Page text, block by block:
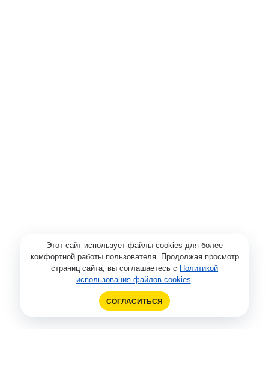
Этот сайт использует файлы cookies для более
комфортной работы пользователя. Продолжая просмотр
страниц сайта, вы соглашаетесь с Политикой
использования файлов cookies.
СОГЛАСИТЬСЯ